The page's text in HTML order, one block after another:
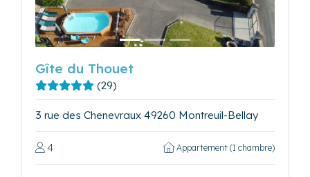
Gîte du Thouet
(29)
3 rue des Chenevraux 49260 Montreuil-Bellay
4 Appartement (1 chambre)